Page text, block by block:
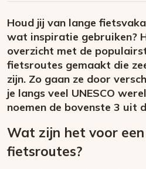
Houd jij van lange
wat inspiratie gebruiken?
overzicht met de
fietsroutes gemaakt die
zijn. Zo gaan ze door
je langs veel UNESCO
noemen de bovenste 3 uit
Wat zijn het voor
fietsroutes?